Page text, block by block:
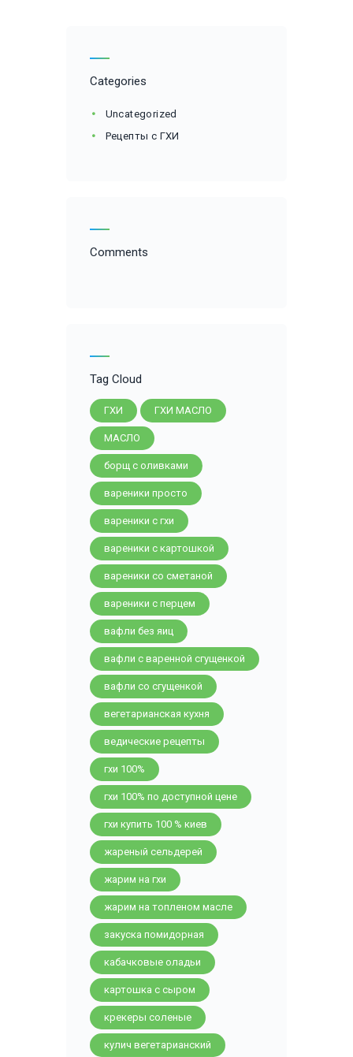
Categories
Uncategorized
Рецепты с ГХИ
Comments
Tag Cloud
ГХИ ГХИ МАСЛО
МАСЛО
борщ с оливками
вареники просто
вареники с гхи
вареники с картошкой
вареники со сметаной
вареники с перцем
вафли без яиц
вафли с варенной сгущенкой
вафли со сгущенкой
вегетарианская кухня
ведические рецепты
гхи 100%
гхи 100% по доступной цене
гхи купить 100 % киев
жареный сельдерей
жарим на гхи
жарим на топленом масле
закуска помидорная
кабачковые оладьи
картошка с сыром
крекеры соленые
кулич вегетарианский